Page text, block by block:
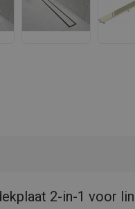
2-in-1 voor